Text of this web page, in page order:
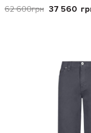
62 600грн 37 560